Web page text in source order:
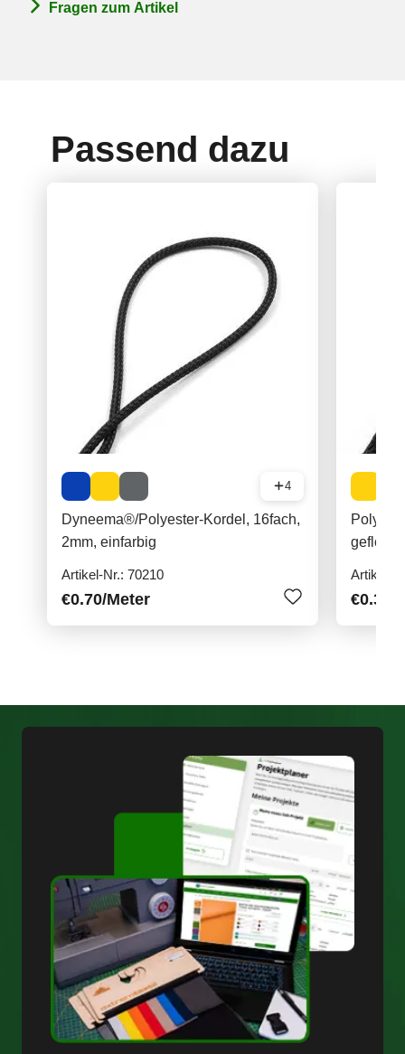
Fragen zum Artikel
Passend dazu
4
Dyneema®/Polyester-Kordel, 16fach,
2mm, einfarbig
Artikel-Nr.: 70210
€0.70/Meter
Artikel-
€0.30